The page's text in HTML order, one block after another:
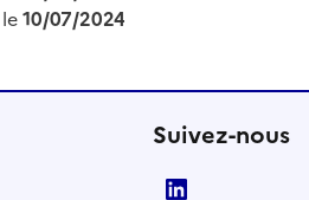
10/07/2024
Suivez-nous